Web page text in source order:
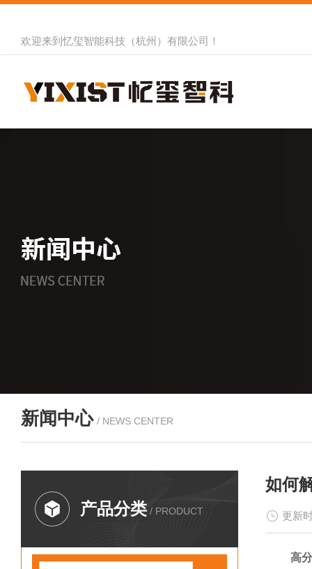
欢迎来到 忆玺智能科技（杭州）有限公司 ！
新闻中心 / NEWS CENTER
产品分类 / PRODUCT
如何
更新
高